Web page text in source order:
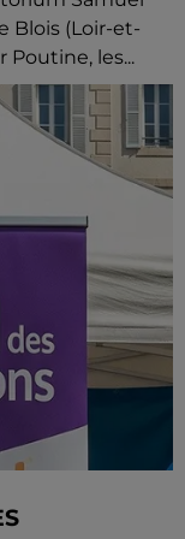
Blois (Loir-et-
Poutine, les...